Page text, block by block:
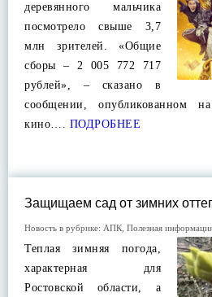
деревянного мальчика
посмотрело свыше 3,7
млн зрителей. «Общие
сборы – 2 005 772 717
рублей», – сказано в
сообщении, опубликованном
кино…. ПОДРОБНЕЕ
Защищаем сад от зимних
Новость в рубрике: АПК Полезная
Теплая зимняя погода,
характерная для
Ростовской области, а